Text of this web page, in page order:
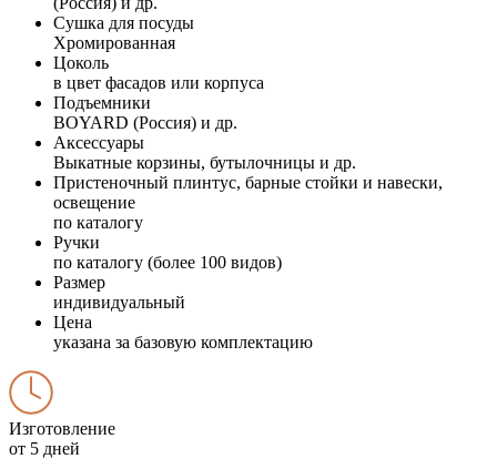
Сушка для посуды
Хромированная
Цоколь
в цвет фасадов или корпуса
Подъемники
BOYARD (Россия) и др.
Аксессуары
Выкатные корзины, бутылочницы и др.
Пристеночный плинтус, барные стойки и навески,
освещение
по каталогу
Ручки
по каталогу (более 100 видов)
Размер
индивидуальный
Цена
указана за базовую комплектацию
Изготовление
от 5 дней